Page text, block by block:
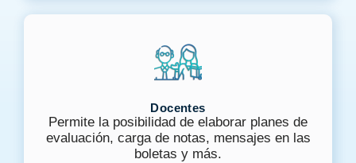
Docentes
Permite la posibilidad de elaborar planes de
evaluación, carga de notas, mensajes en las
boletas y más.